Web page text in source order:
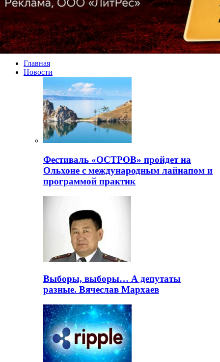
Главная
Новости
Фестиваль «ОСТРОВ» пройдет на
Ольхоне с международным лайнапом и
программой практик
Выборы, выборы… А депутаты
разные. Вячеслав Мархаев